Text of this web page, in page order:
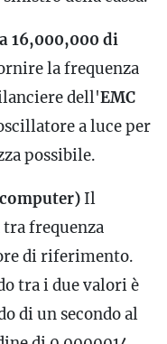
16,000,000 di
lafrequenza
dell'EMC
a luce per
possibile.
Il
trafrequenza
di riferimento.
tra i due valori è
di un secondo al